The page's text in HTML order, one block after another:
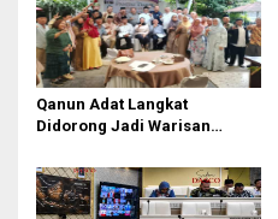
Qanun Adat Langkat
Didorong Jadi Warisan